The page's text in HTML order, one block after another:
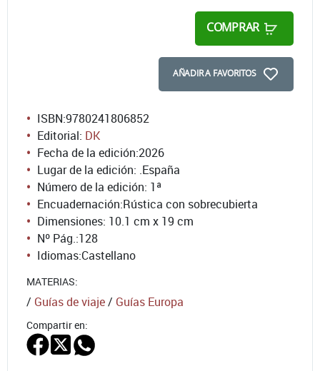
COMPRAR
AÑADIR A FAVORITOS
ISBN:9780241806852
Editorial: DK
Fecha de la edición:2026
Lugar de la edición: .España
Número de la edición: 1ª
Encuadernación:Rústica con sobrecubierta
Dimensiones: 10.1 cm x 19 cm
Nº Pág.:128
Idiomas:Castellano
MATERIAS:
/ Guías de viaje/ Guías Europa
Compartir en: